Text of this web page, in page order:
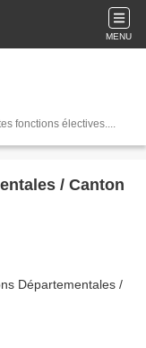
MENU
fonctions électives....
/ Canton